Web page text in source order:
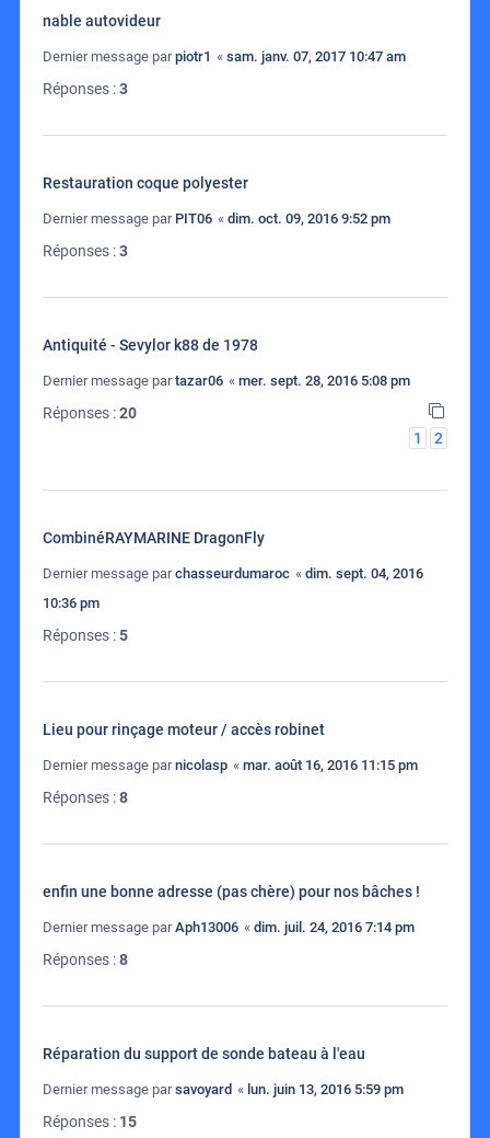
nable autovideur
Dernier message parpiotr1 « sam. janv. 07, 2017 10:47 am
Réponses :3
Restauration coque polyester
Dernier message par PIT06 « dim. oct. 09, 2016 9:52 pm
Réponses :3
Antiquité - Sevylor k88 de 1978
Dernier message partazar06 « mer. sept. 28, 2016 5:08 pm
Réponses :20
1
2
CombinéRAYMARINE DragonFly
Dernier message parchasseurdumaroc « dim. sept. 04, 2016
10:36 pm
Réponses :5
Lieu pour rinçage moteur / accès robinet
Dernier message parnicolasp « mar. août 16, 2016 11:15 pm
Réponses :8
enfin une bonne adresse (pas chère) pour nos bâches !
Dernier message parAph13006 « dim. juil. 24, 2016 7:14 pm
Réponses :8
Réparation du support de sonde bateau à l'eau
Dernier message parsavoyard « lun. juin 13, 2016 5:59 pm
Réponses : 15